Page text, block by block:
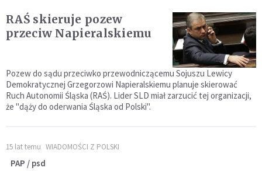
RAŚ skieruje pozew
przeciw Napieralskiemu
Pozew do sądu przeciwko przewodniczącemu Sojuszu Lewicy
Demokratycznej Grzegorzowi Napieralskiemu planuje skierować
Ruch Autonomii Śląska (RAŚ). Lider SLD miał zarzucić tej organizacji,
że "dąży do oderwania Śląska od Polski".
15 lat temu WIADOMOŚCI Z POLSKI
PAP / psd